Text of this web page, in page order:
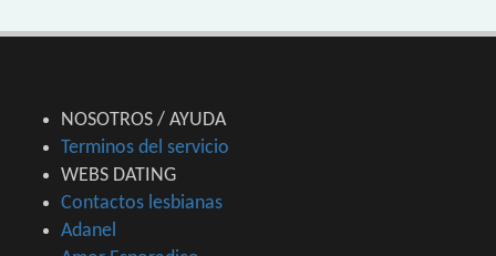
NOSOTROS / AYUDA
Terminos del servicio
WEBS DATING
Contactos lesbianas
Adanel